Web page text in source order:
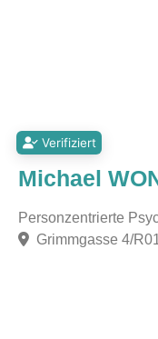
Verifiziert
Michael
Personzentrierte
Grimmgasse 4/